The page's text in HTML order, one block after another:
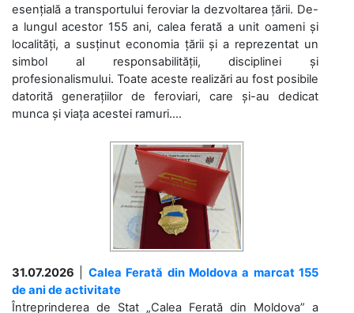
esențială a transportului feroviar la dezvoltarea țării. De-
a lungul acestor 155 ani, calea ferată a unit oameni și
localități, a susținut economia țării și a reprezentat un
simbol al responsabilității, disciplinei și
profesionalismului. Toate aceste realizări au fost posibile
datorită generațiilor de feroviari, care și-au dedicat
munca și viața acestei ramuri....
31.07.2026
Calea Ferată din Moldova a marcat 155
de ani de activitate
Întreprinderea de Stat „Calea Ferată din Moldova” a